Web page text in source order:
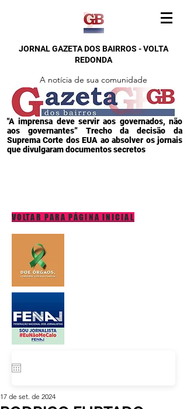
JORNAL GAZETA DOS BAIRROS - VOLTA
REDONDA
A notícia de sua comunidade
"A imprensa deve servir aos governados, não
aos governantes” Trecho da decisão da
Suprema Corte dos EUA ao absolver os jornais
que divulgaram documentos secretos
VOLTAR PARA PÁGINA INICIAL
17 de set. de 2024